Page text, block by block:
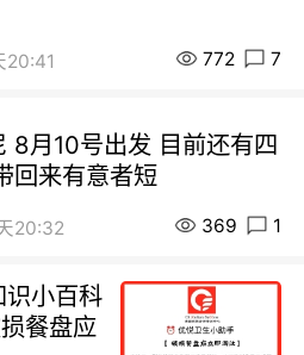
20:41 772 7
8月10号出发 目前还有四
回来有意者短
20:32 369 1
识小百科
餐盘应